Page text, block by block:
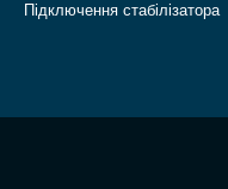
Підключення стабілізатора